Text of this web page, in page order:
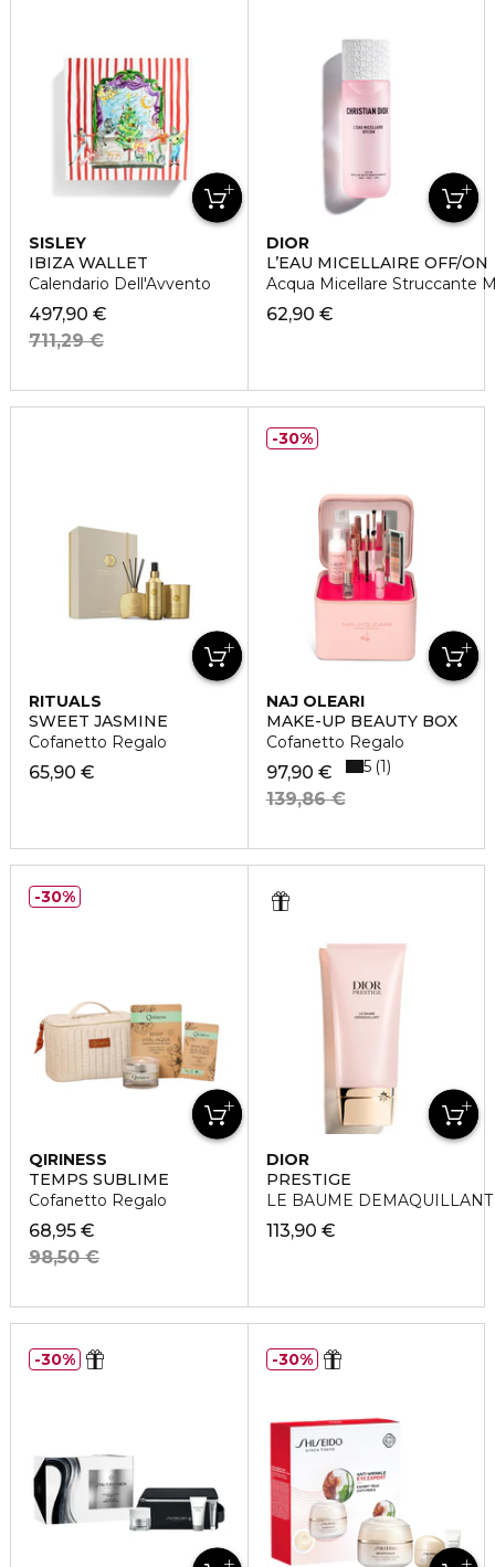
SISLEY
IBIZA WALLET
Calendario Dell'Avvento
497,90 €
711,29 €
DIOR
L’EAU MICELLAIRE OFF/ON
Acqua Micellare Struccante
62,90 €
RITUALS
SWEET JASMINE
Cofanetto Regalo
65,90 €
NAJ OLEARI
MAKE-UP BEAUTY BOX
Cofanetto Regalo
97,90 €
139,86 €
5 1
30%
QIRINESS
TEMPS SUBLIME
Cofanetto Regalo
68,95 €
98,50 €
30%
DIOR
PRESTIGE
LE BAUME DEMAQUILLANT
113,90 €
30% 30%